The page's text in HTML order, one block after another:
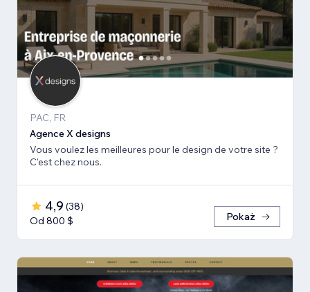
PAC, FR
Agence X designs
Vous voulez les meilleures pour le design de votre site ?
C'est chez nous.
4,9 (38)
Od 800 $
Pokaż